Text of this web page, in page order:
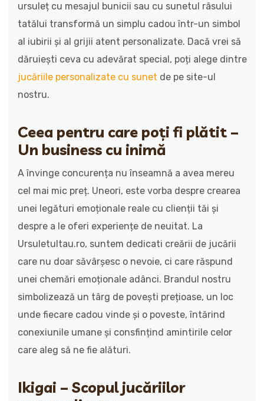
ursuleț cu mesajul bunicii sau cu sunetul râsului
tatălui transformă un simplu cadou într-un simbol
al iubirii și al grijii atent personalizate. Dacă vrei să
dăruiești ceva cu adevărat special, poți alege dintre
jucăriile personalizate cu sunet de pe site-ul
nostru.
Ceea pentru care poți fi plătit –
Un business cu inimă
A învinge concurența nu înseamnă a avea mereu
cel mai mic preț. Uneori, este vorba despre crearea
unei legături emoționale reale cu clienții tăi și
despre a le oferi experiențe de neuitat. La
Ursuletultau.ro, suntem dedicati creării de jucării
care nu doar săvârșesc o nevoie, ci care răspund
unei chemări emoționale adânci. Brandul nostru
simbolizează un târg de povești prețioase, un loc
unde fiecare cadou vinde și o poveste, întărind
conexiunile umane și consfințind amintirile celor
care aleg să ne fie alături.
Ikigai – Scopul jucăriilor